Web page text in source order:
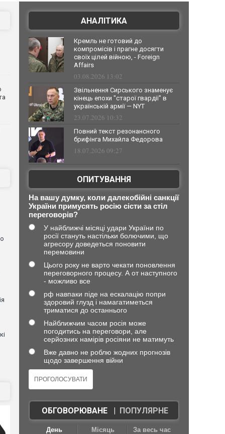
АНАЛІТИКА
Кремль не готовий до
компромісів і прагне досягти
своїх цілей війною, - Foreign
Affairs
03.08.2026 13:02
Звільнення Сирського знаменує
кінець епохи "старої гвардії" в
українській армії — NYT
23.07.2026 10:32
Повний текст резонансного
брифінга Михайла Федорова
18.07.2026 09:27
ОПИТУВАННЯ
На вашу думку, коли далекобійні санкції
України примусять росію сісти за стіл
переговорів?
У найближчі місяці удари України по
росії стануть настільки болючими, що
агресору доведеться поновити
перемовини
Цього року не варто чекати поновлення
переговорного процесу. А от наступного
- можливо все
рф навпаки піде на ескалацію попри
здоровий глузд і намагатиметься
триматися до останнього
Найближчим часом росія може
погодитись на переговори, але
серйозних намірів росіяни не матимуть
Вже давно не роблю жодних прогнозів
щодо завершення війни
ОБГОВОРЮВАНЕ| ПОПУЛЯРНЕ
День Місяць За весь час